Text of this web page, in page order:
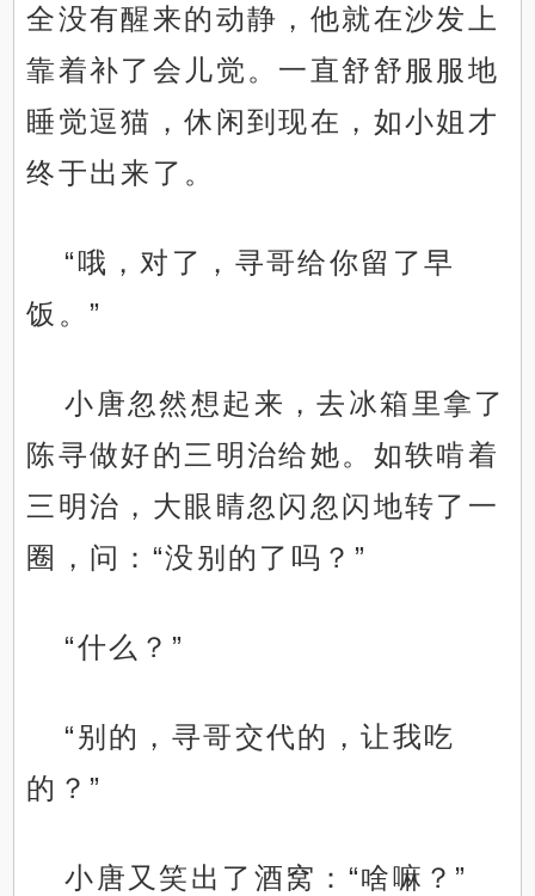
全没有醒来的动静，他就在沙发上
靠着补了会儿觉。一直舒舒服服地
睡觉逗猫，休闲到现在，如小姐才
终于出来了。
“哦，对了，寻哥给你留了早
饭。”
小唐忽然想起来，去冰箱里拿了
陈寻做好的三明治给她。如轶啃着
三明治，大眼睛忽闪忽闪地转了一
圈，问：“没别的了吗？”
“什么？”
“别的，寻哥交代的，让我吃
的？”
小唐又笑出了酒窝：“啥嘛？”